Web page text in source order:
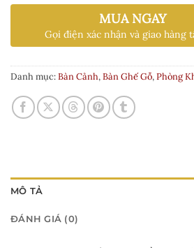
MUA NGAY
Gọi điện xác nhận và giao hàng
Danh mục:Bàn Cảnh,Bàn Ghế Gỗ,Phòng
MÔ TẢ
ĐÁNH GIÁ (0)